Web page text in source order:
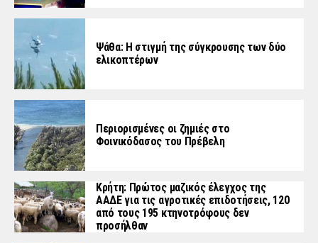
Ψάθα: Η στιγμή της σύγκρουσης των δύο
ελικοπτέρων
Περιορισμένες οι ζημιές στο
Φοινικόδασος του Πρέβελη
Κρήτη: Πρώτος μαζικός έλεγχος της
ΑΑΔΕ για τις αγροτικές επιδοτήσεις, 120
από τους 195 κτηνοτρόφους δεν
προσήλθαν